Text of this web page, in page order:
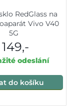
RedGlass na
Vivo V40
5G
149,-
odeslání
do košíku